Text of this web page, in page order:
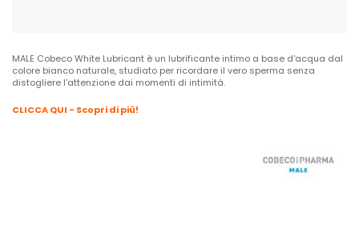
MALE Cobeco White Lubricant è un lubrificante intimo a base d'acqua dal
colore bianco naturale, studiato per ricordare il vero sperma senza
distogliere l'attenzione dai momenti di intimità.
CLICCA QUI - Scopri di più!